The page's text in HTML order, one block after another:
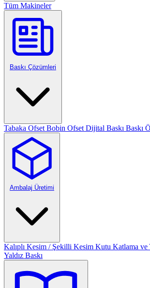
Tüm Makineler
Baskı Çözümleri
Tabaka Ofset Bobin Ofset Dijital Baskı Baskı
Ambalaj Üretimi
Kalıplı Kesim / Şekilli Kesim Kutu Katlama ve
Yaldız Baskı